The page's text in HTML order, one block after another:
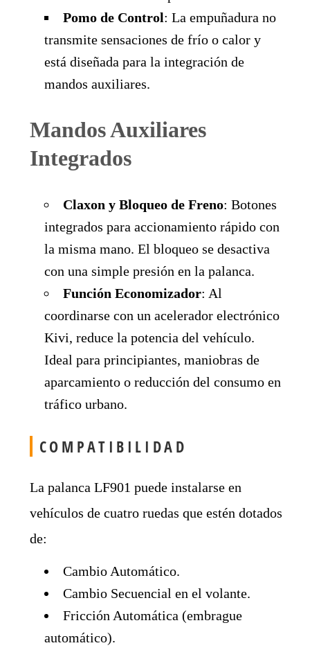
Pomo de Control: La empuñadura no
transmite sensaciones de frío o calor y
está diseñada para la integración de
mandos auxiliares.
Mandos Auxiliares
Integrados
Claxon y Bloqueo de Freno: Botones
integrados para accionamiento rápido con
la misma mano. El bloqueo se desactiva
con una simple presión en la palanca.
Función Economizador: Al
coordinarse con un acelerador electrónico
Kivi, reduce la potencia del vehículo.
Ideal para principiantes, maniobras de
aparcamiento o reducción del consumo en
tráfico urbano.
COMPATIBILIDAD
La palanca LF901 puede instalarse en
vehículos de cuatro ruedas que estén dotados
de:
Cambio Automático.
Cambio Secuencial en el volante.
Fricción Automática (embrague
automático).